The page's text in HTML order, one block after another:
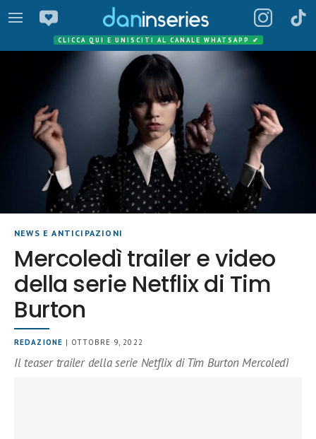
CLICCA QUI E UNISCITI AL CANALE WHATSAPP ✔
NEWS E ANTICIPAZIONI
Mercoledì trailer e video
della serie Netflix di Tim
Burton
REDAZIONE | OTTOBRE 9, 2022
Il teaser trailer della serie Netflix di Tim Burton Mercoledì